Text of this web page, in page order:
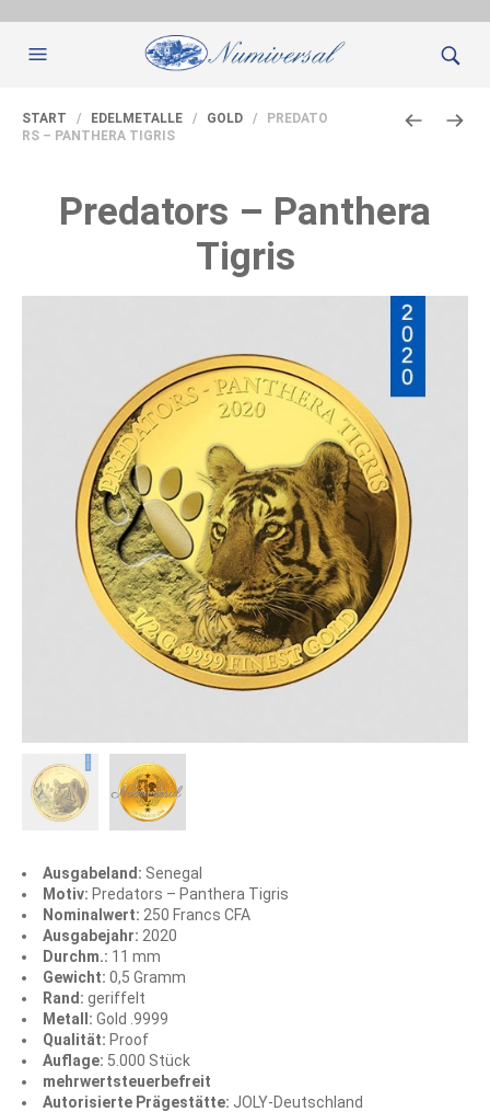
START / EDELMETALLE / GOLD / PREDATO
RS – PANTHERA TIGRIS
Predators – Panthera
Tigris
Ausgabeland: Senegal
Motiv: Predators – Panthera Tigris
Nominalwert: 250 Francs CFA
Ausgabejahr: 2020
Durchm.: 11 mm
Gewicht: 0,5 Gramm
Rand: geriffelt
Metall: Gold .9999
Qualität: Proof
Auflage: 5.000 Stück
mehrwertsteuerbefreit
Autorisierte Prägestätte: JOLY-Deutschland